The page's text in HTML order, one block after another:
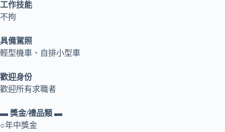
工作技能
不拘
具備駕照
輕型機車、自排小型車
歡迎身份
歡迎所有求職者
▬ 獎金/禮品類 ▬
○年中獎金